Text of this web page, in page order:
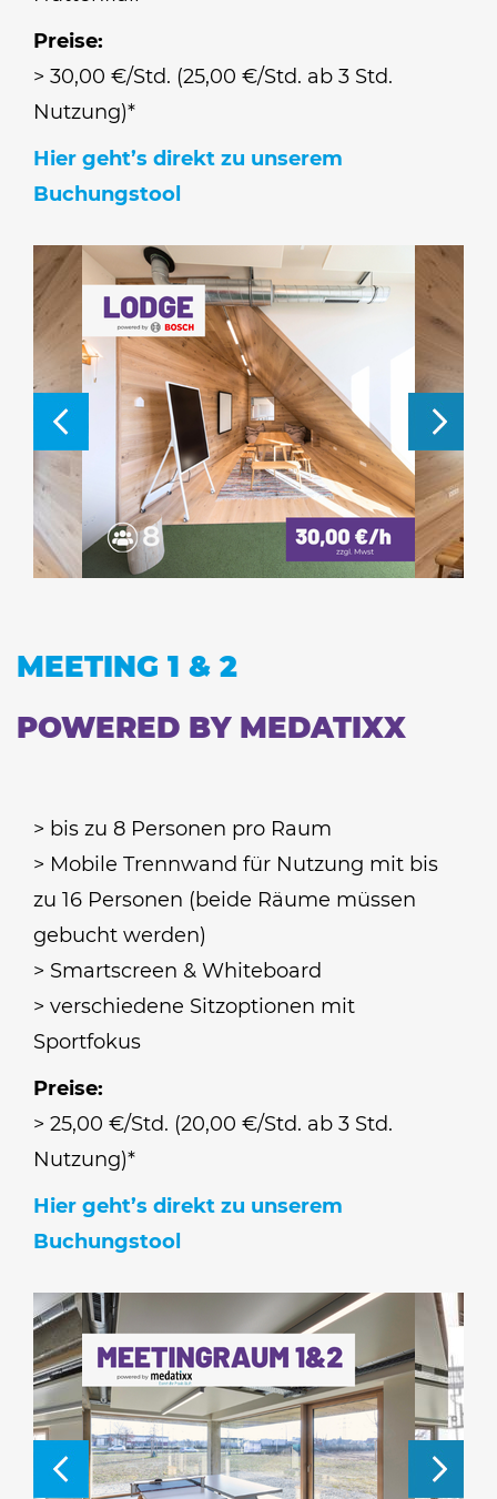
Preise:
> 30,00 €/Std. (25,00 €/Std. ab 3 Std.
Nutzung)*
Hier geht’s direkt zu unserem
Buchungstool
MEETING 1 & 2
POWERED BY MEDATIXX
> bis zu 8 Personen pro Raum
> Mobile Trennwand für Nutzung mit bis
zu 16 Personen (beide Räume müssen
gebucht werden)
> Smartscreen & Whiteboard
> verschiedene Sitzoptionen mit
Sportfokus
Preise:
> 25,00 €/Std. (20,00 €/Std. ab 3 Std.
Nutzung)*
Hier geht’s direkt zu unserem
Buchungstool